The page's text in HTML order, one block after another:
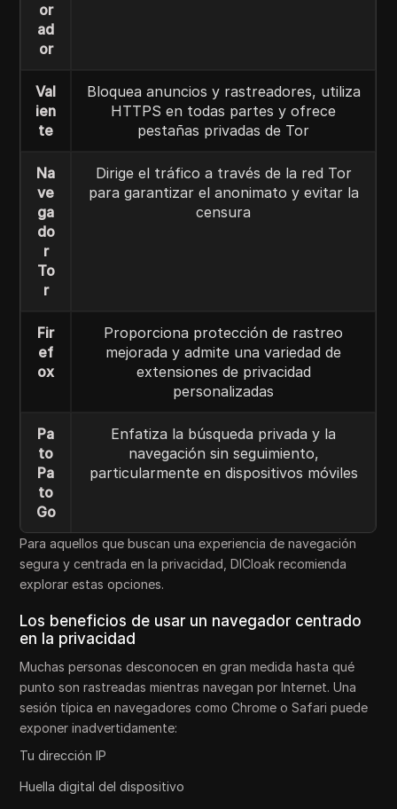
or
ad
or
Val
ien
te
Bloquea anuncios y rastreadores, utiliza
HTTPS en todas partes y ofrece
pestañas privadas de Tor
Na
ve
ga
do
r
To
r
Dirige el tráfico a través de la red Tor
para garantizar el anonimato y evitar la
censura
Fir
ef
ox
Proporciona protección de rastreo
mejorada y admite una variedad de
extensiones de privacidad
personalizadas
Pa
to
Pa
to
Go
Enfatiza la búsqueda privada y la
navegación sin seguimiento,
particularmente en dispositivos móviles
Para aquellos que buscan una experiencia de navegación
segura y centrada en la privacidad, DICloak recomienda
explorar estas opciones.
Los beneficios de usar un navegador centrado
en la privacidad
Muchas personas desconocen en gran medida hasta qué
punto son rastreadas mientras navegan por Internet. Una
sesión típica en navegadores como Chrome o Safari puede
exponer inadvertidamente:
Tu dirección IP
Huella digital del dispositivo